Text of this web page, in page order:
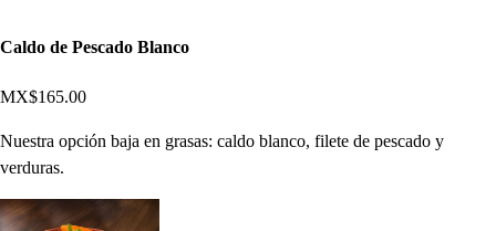
Caldo de Pescado Blanco
MX$165.00
Nuestra opción baja en grasas: caldo blanco, filete de pescado y
verduras.